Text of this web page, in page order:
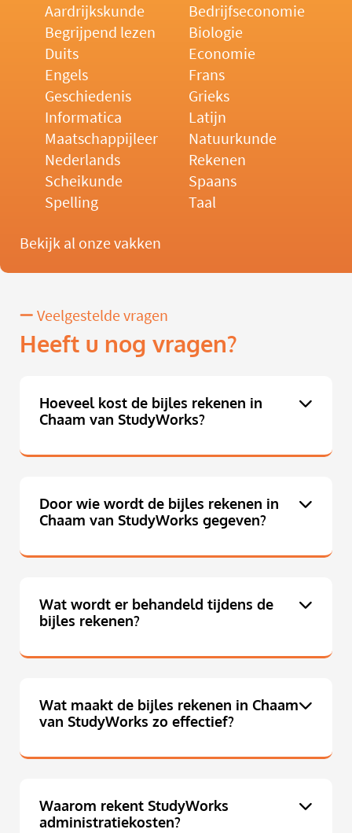
Aardrijkskunde
Bedrijfseconomie
Begrijpend lezen
Biologie
Duits
Economie
Engels
Frans
Geschiedenis
Grieks
Informatica
Latijn
Maatschappijleer
Natuurkunde
Nederlands
Rekenen
Scheikunde
Spaans
Spelling
Taal
Bekijk al onze vakken
Veelgestelde vragen
Heeft u nog vragen?
Hoeveel kost de bijles rekenen in
Chaam van StudyWorks?
Door wie wordt de bijles rekenen in
Chaam van StudyWorks gegeven?
Wat wordt er behandeld tijdens de
bijles rekenen?
Wat maakt de bijles rekenen in Chaam
van StudyWorks zo effectief?
Waarom rekent StudyWorks
administratiekosten?